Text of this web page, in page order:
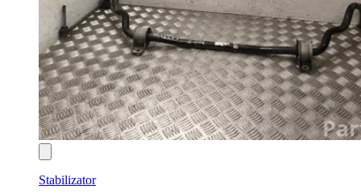
Stabilizator